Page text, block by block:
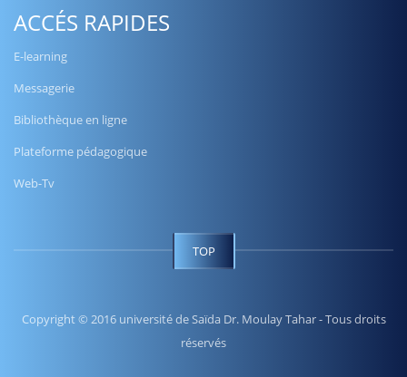
ACCÉS RAPIDES
E-learning
Messagerie
Bibliothèque en ligne
Plateforme pédagogique
Web-Tv
TOP
Copyright © 2016 université de Saïda Dr. Moulay Tahar - Tous droits
réservés